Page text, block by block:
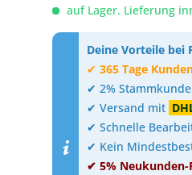
auf Lager. Lieferung
Deine Vorteile bei
✔365 Tage
✔ 2%
✔ Versand mit
✔ Schnelle
✔ Kein
✔ 5% Neukunden-